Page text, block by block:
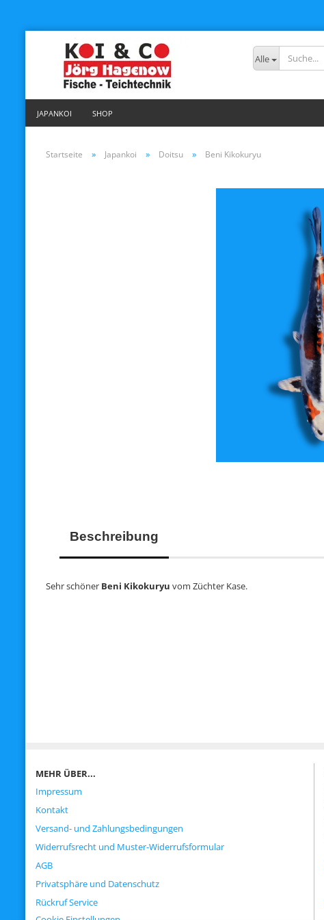
Alle
JAPANKOI SHOP
Startseite » Japankoi » Doitsu » Beni Kikokuryu
Beschreibung
Sehr schöner Beni Kikokuryu vom Züchter Kase.
MEHR ÜBER...
Impressum
Kontakt
Versand- und Zahlungsbedingungen
Widerrufsrecht und Muster-Widerrufsformular
AGB
Privatsphäre und Datenschutz
Rückruf Service